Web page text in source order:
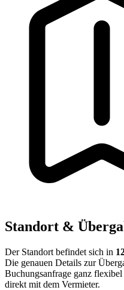
Standort &
Der Standort befindet sich in
Die genauen Details zur
Buchungsanfrage ganz
direkt mit dem Vermieter.